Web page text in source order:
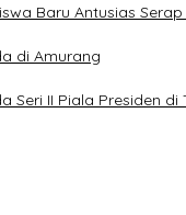
Baru Antusias
di Amurang
Seri II Piala Presiden di